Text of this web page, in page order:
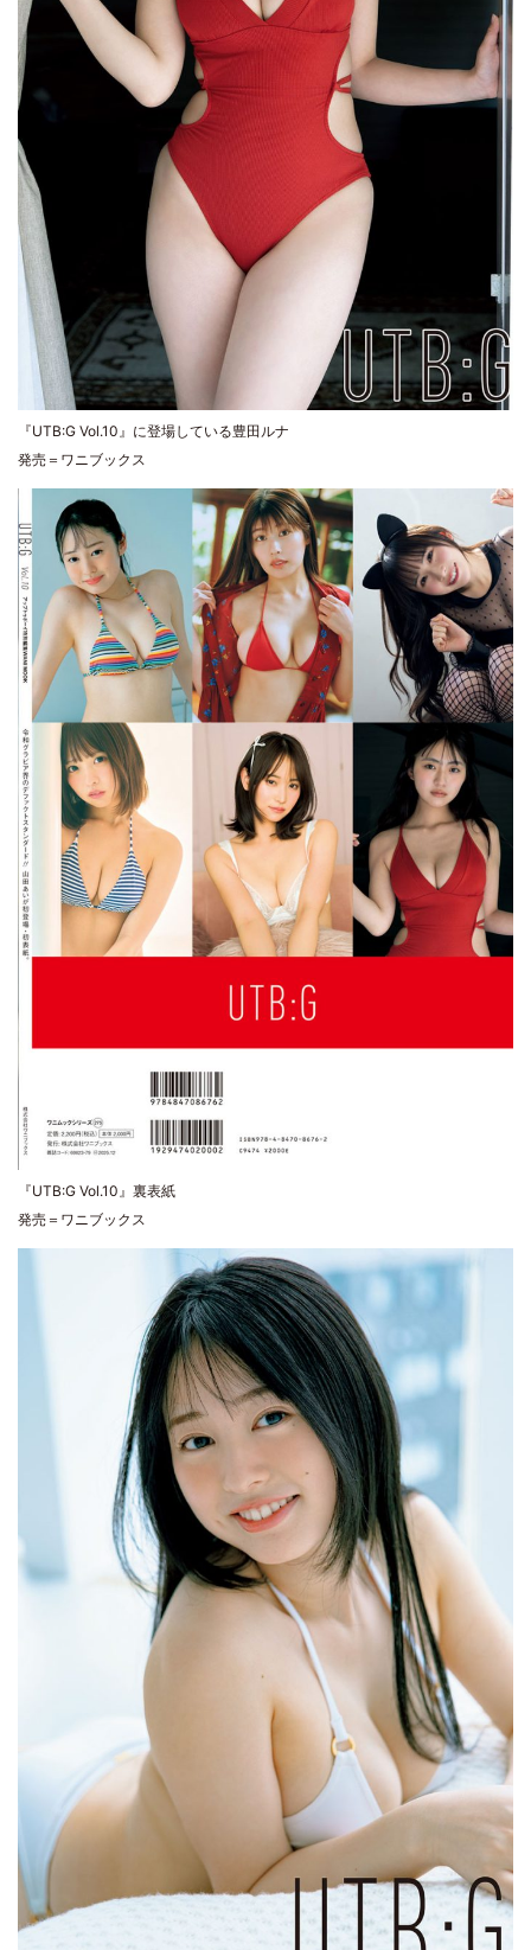
『UTB:G Vol.10』に登場している豊田ルナ
発売＝ワニブックス
『UTB:G Vol.10』裏表紙
発売＝ワニブックス